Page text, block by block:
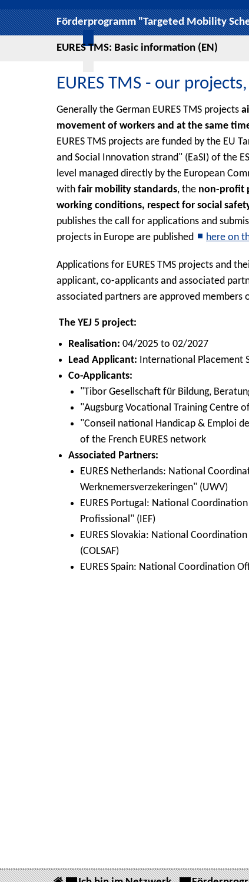
Förderprogramm "Targeted Mobility
EURES TMS: Basic information (EN)
EURES TMS - our
Generally the German EURES TMS projects
movement of workers and at the same
EURES TMS projects are funded by the EU
and Social Innovation strand" (EaSI) of the
level managed directly by the European
with fair mobility standards, the non-profit
working conditions, respect for social
publishes the call for applications and
projects in Europe are published
here on
Applications for EURES TMS projects and
applicant, co-applicants and associated
associated partners are approved members
The YEJ 5 project:
Realisation: 04/2025 to 02/2027
Lead Applicant: International Placement
Co-Applicants:
"Tibor Gesellschaft für Bildung,
"Augsburg Vocational Training Centre
"Conseil national Handicap & Emploi
of the French EURES network
Associated Partners:
EURES Netherlands: National
Werknemersverzekeringen" (UWV)
EURES Portugal: National
Profissional" (IEF)
EURES Slovakia: National
(COLSAF)
EURES Spain: National Coordination